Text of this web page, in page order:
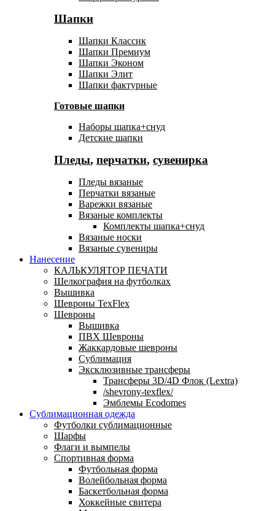
Шапки
Шапки Классик
Шапки Премиум
Шапки Эконом
Шапки Элит
Шапки фактурные
Готовые шапки
Наборы шапка+снуд
Детские шапки
Пледы, перчатки, сувенирка
Пледы вязаные
Перчатки вязаные
Варежки вязаные
Вязаные комплекты
Комплекты шапка+снуд
Вязаные носки
Вязаные сувениры
Нанесение
КАЛЬКУЛЯТОР ПЕЧАТИ
Шелкография на футболках
Вышивка
Шевроны TexFlex
Шевроны
Вышивка
ПВХ Шевроны
Жаккардовые шевроны
Сублимация
Эксклюзивные трансферы
Трансферы 3D/4D Флок (Lextra)
/shevrony-texflex/
Эмблемы Ecodomes
Сублимационная одежда
Футболки сублимационные
Шарфы
Флаги и вымпелы
Спортивная форма
Футбольная форма
Волейбольная форма
Баскетбольная форма
Хоккейные свитера